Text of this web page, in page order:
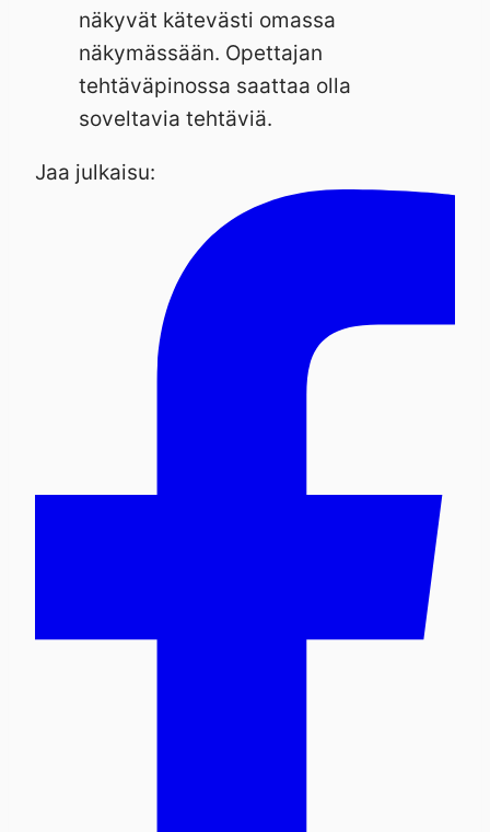
näkyvät kätevästi omassa
näkymässään. Opettajan
tehtäväpinossa saattaa olla
soveltavia tehtäviä.
Jaa julkaisu: